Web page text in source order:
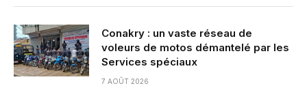
Conakry : un vaste réseau de
voleurs de motos démantelé par les
Services spéciaux
7 AOÛT 2026